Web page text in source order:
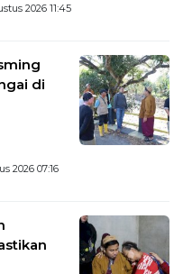
2026 11:45
di
2026 07:16